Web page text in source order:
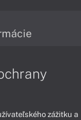
podmienky
osobných údajov
tovaru
zážitku a